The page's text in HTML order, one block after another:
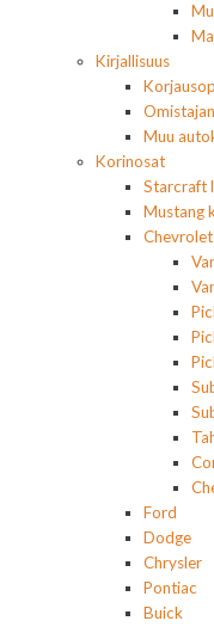
Kirjallisuus
Muu
Korinosat
Starcraft
Mustang
Chevrolet
Ford
Dodge
Chrysler
Pontiac
Buick